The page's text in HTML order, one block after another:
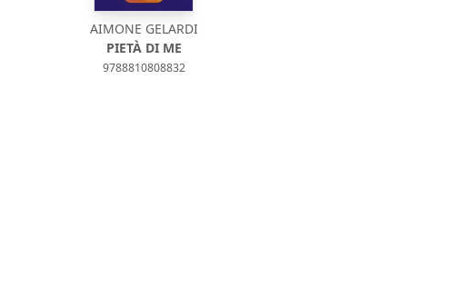
AIMONE GELARDI
PIETÀ DI ME
9788810808832